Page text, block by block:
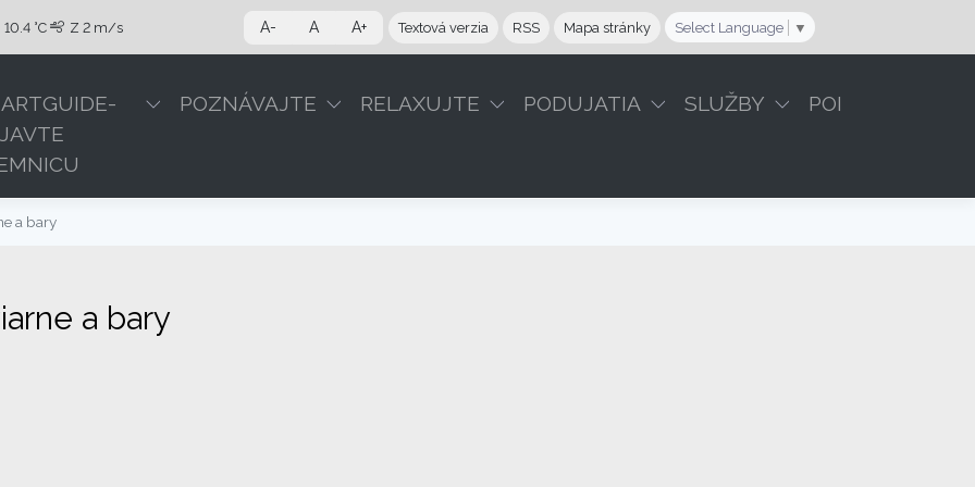
10.4 °C Z 2 m/s A- A A+ Textová verzia RSS Mapa stránky Select Language ▼
POZNÁVAJTE RELAXUJTE PODUJATIA SLUŽBY POI
a bary
a bary